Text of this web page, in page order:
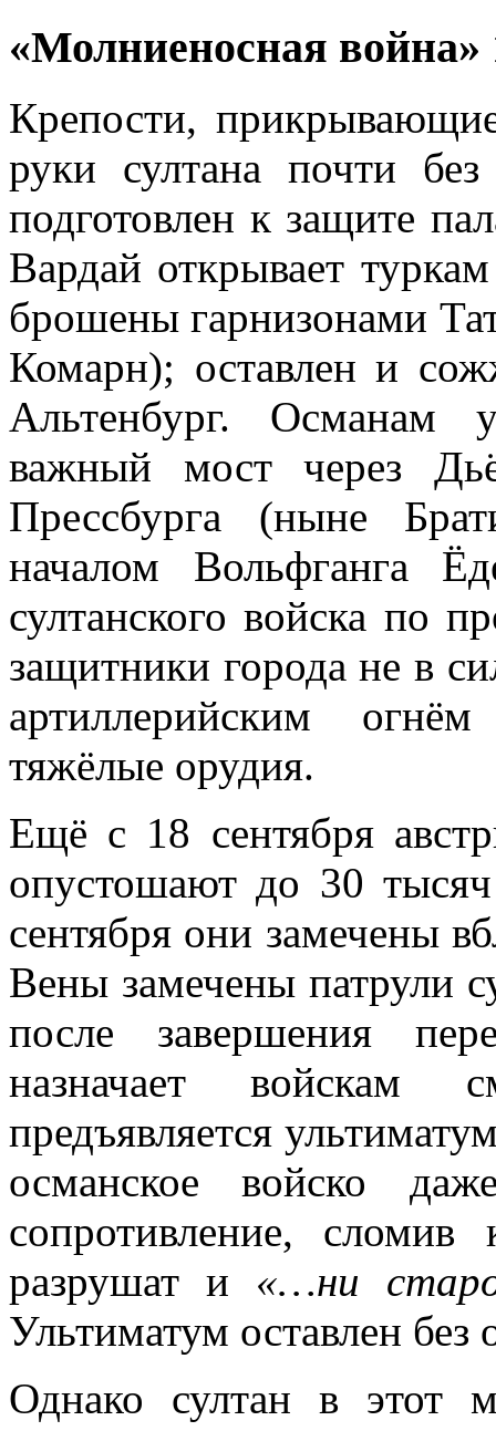
«Молниеносная война»
Крепости,
руки султана почти
подготовлен к защите
Вардай открывает
брошены гарнизонами
Комарн); оставлен и
Альтенбург. Османам
важный мост через
Прессбурга (ныне
началом Вольфганга
султанского войска по
защитники города не в
артиллерийским
тяжёлые орудия.
Ещё с 18 сентября
опустошают до 30
сентября они замечены
Вены замечены патрули
после завершения
назначает войскам
предъявляется
османское войско
сопротивление,
разрушат и «…ни
Ультиматум оставлен без
Однако султан в этот